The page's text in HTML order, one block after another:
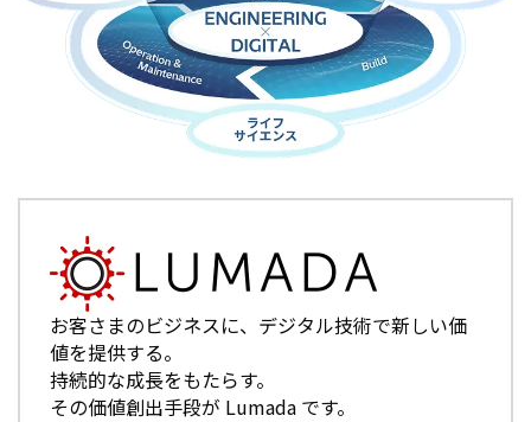
お客さまのビジネスに、デジタル技術で新しい価
値を提供する。
持続的な成長をもたらす。
その価値創出手段が Lumada です。